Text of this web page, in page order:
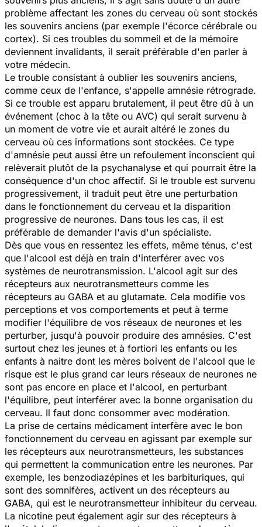
problème affectant les zones du cerveau où sont stockés
les souvenirs anciens (par exemple l'écorce cérébrale ou
cortex). Si ces troubles du sommeil et de la mémoire
deviennent invalidants, il serait préférable d'en parler à
votre médecin.
Le trouble consistant à oublier les souvenirs anciens,
comme ceux de l'enfance, s'appelle amnésie rétrograde.
Si ce trouble est apparu brutalement, il peut être dû à un
événement (choc à la tête ou AVC) qui serait survenu à
un moment de votre vie et aurait altéré le zones du
cerveau où ces informations sont stockées. Ce type
d'amnésie peut aussi être un refoulement inconscient qui
relèverait plutôt de la psychanalyse et qui pourrait être la
conséquence d'un choc affectif. Si le trouble est survenu
progressivement, il traduit peut être une perturbation
dans le fonctionnement du cerveau et la disparition
progressive de neurones. Dans tous les cas, il est
préférable de demander l'avis d'un spécialiste.
Dès que vous en ressentez les effets, même ténus, c'est
que l'alcool est déjà en train d'interférer avec vos
systèmes de neurotransmission. L'alcool agit sur des
récepteurs aux neurotransmetteurs comme les
récepteurs au GABA et au glutamate. Cela modifie vos
perceptions et vos comportements et peut à terme
modifier l'équilibre de vos réseaux de neurones et les
perturber, jusqu'à pouvoir produire des amnésies. C'est
surtout chez les jeunes et à fortiori les enfants ou les
enfants à naitre dont les mères boivent de l'alcool que le
risque est le plus grand car leurs réseaux de neurones ne
sont pas encore en place et l'alcool, en perturbant
l'équilibre, peut interférer avec la bonne organisation du
cerveau. Il faut donc consommer avec modération.
La prise de certains médicament interfère avec le bon
fonctionnement du cerveau en agissant par exemple sur
les récepteurs aux neurotransmetteurs, les substances
qui permettent la communication entre les neurones. Par
exemple, les benzodiazépines et les barbituriques, qui
sont des somnifères, activent un des récepteurs au
GABA, qui est le neurotransmetteur inhibiteur du cerveau.
La nicotine peut également agir sur des récepteurs à